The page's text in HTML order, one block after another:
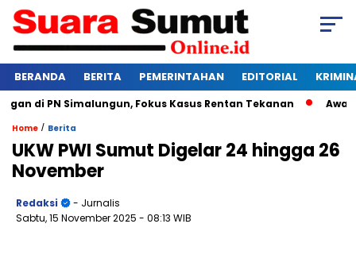
BERANDA BERITA PEMERINTAHAN EDITORIAL
PN Simalungun, Fokus Kasus Rentan Tekanan Awas
Home / Berita
UKW PWI Sumut Digelar 24 hingga 26
November
Redaksi
- Jurnalis
Sabtu, 15 November 2025 - 08:13 WIB